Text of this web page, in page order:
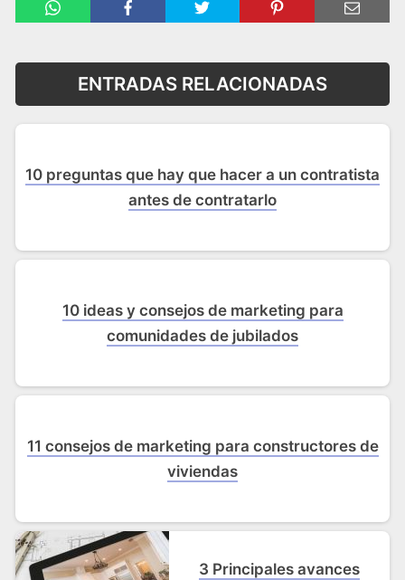
ENTRADAS RELACIONADAS
10 preguntas que hay que hacer a un contratista
antes de contratarlo
10 ideas y consejos de marketing para
comunidades de jubilados
11 consejos de marketing para constructores de
viviendas
3 Principales avances